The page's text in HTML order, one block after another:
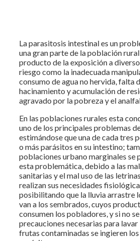
La parasitosis intestinal es un
una gran parte de la población
producto de la exposición a
riesgo como la inadecuada
consumo de agua no hervida, falta
hacinamiento y acumulación de
agravado por la pobreza y el
En las poblaciones rurales esta
uno de los principales problemas
estimándose que una de cada tres
o más parásitos en su intestino;
poblaciones urbano marginales se
esta problemática, debido a las
sanitarias y el mal uso de las
realizan sus necesidades
posibilitando que la lluvia arrastre
van a los sembrados, cuyos
consumen los pobladores, y si no
precauciones necesarias para
frutas contaminadas se ingieren